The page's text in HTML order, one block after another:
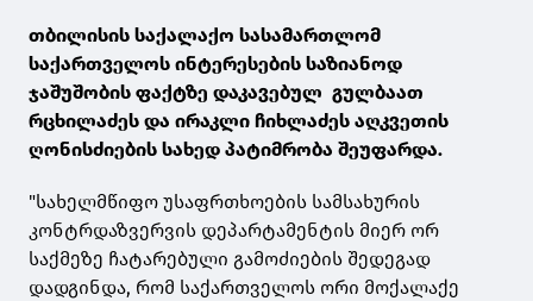
თბილისის საქალაქო სასამართლომ
საქართველოს ინტერესების საზიანოდ
ჯაშუშობის ფაქტზე დაკავებულ გულბაათ
რცხილაძეს და ირაკლი ჩიხლაძეს აღკვეთის
ღონისძიების სახედ პატიმრობა შეუფარდა.
"სახელმწიფო უსაფრთხოების სამსახურის
კონტრდაზვერვის დეპარტამენტის მიერ ორ
საქმეზე ჩატარებული გამოძიების შედეგად
დადგინდა, რომ საქართველოს ორი მოქალაქე